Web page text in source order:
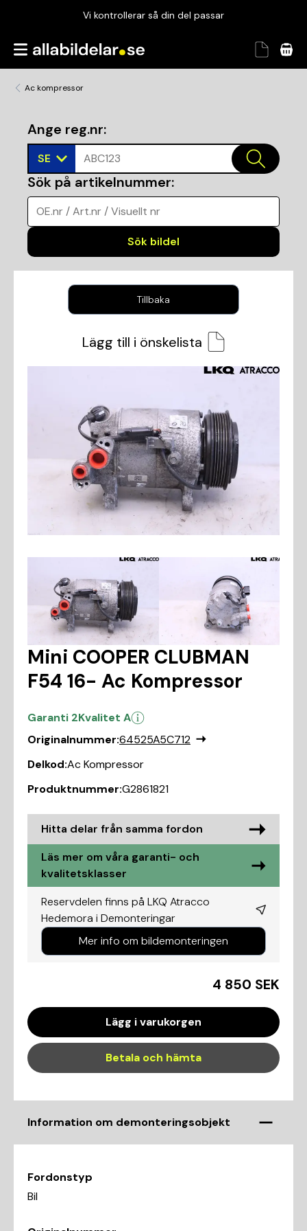
Vi kontrollerar så din del passar
Garanterad passform
Ac kompressor
Ange reg.nr:
SE ABC123
Sök på artikelnummer:
OE.nr / Art.nr / Visuellt nr
Sök bildel
Tillbaka
Lägg till i önskelista
Mini COOPER CLUBMAN
F54 16- Ac Kompressor
Garanti 2Kvalitet A
Originalnummer:64525A5C712
Delkod:Ac Kompressor
Produktnummer:G2861821
Hitta delar från samma fordon
Läs mer om våra garanti- och
kvalitetsklasser
Reservdelen finns på LKQ Atracco
Hedemora i Demonteringar
Mer info om bildemonteringen
4 850 SEK
Lägg i varukorgen
Betala och hämta
Information om demonteringsobjekt
Fordonstyp
Bil